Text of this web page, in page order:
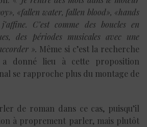
«fallen water, fallen blood», «hands
C’est comme des boucles en
des périodes musicales avec une
». Même si c’est la recherche
donné lieu à cette proposition
se rapproche plus du montage de
de roman dans ce cas, puisqu’il
à proprement parler, mais plutôt